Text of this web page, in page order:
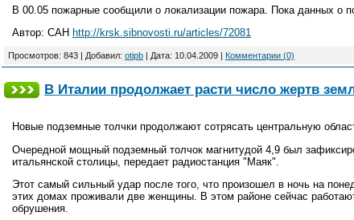
В 00.05 пожарные сообщили о локализации пожара. Пока данных о
Автор: САН http://krsk.sibnovosti.ru/articles/72081
Просмотров: 843 | Добавил: otipb | Дата: 10.04.2009 Комментарии (0)
В Италии продолжает расти число жертв
Новые подземные толчки продолжают сотрясать центральную
Очередной мощный подземный толчок магнитудой 4,9 был
итальянской столицы, передает радиостанция "Маяк".
Этот самый сильный удар после того, что произошел в ночь на
этих домах проживали две женщины. В этом районе сейчас
обрушения.